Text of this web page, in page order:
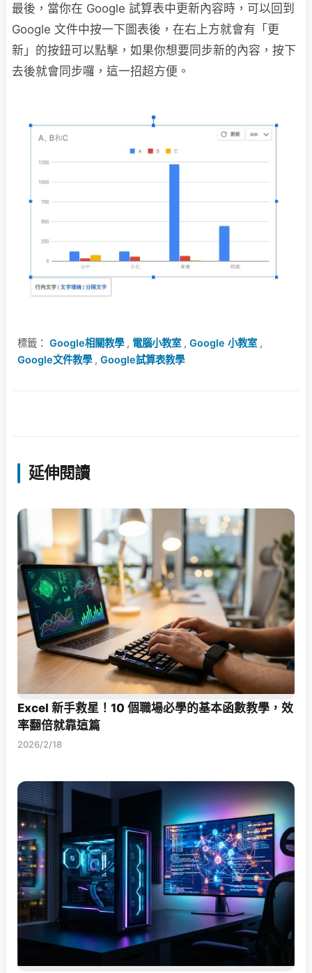
最後，當你在 Google 試算表中更新內容時，可以回到
Google 文件中按一下圖表後，在右上方就會有「更
新」的按鈕可以點擊，如果你想要同步新的內容，按下
去後就會同步囉，這一招超方便。
標籤： Google相關教學, 電腦小教室 , Google 小教室 ,
Google文件教學, Google試算表教學
延伸閱讀
Excel 新手救星！10 個職場必學的基本函數教學，效
率翻倍就靠這篇
2026/2/18